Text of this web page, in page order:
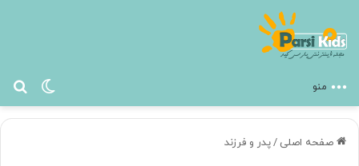
منو
صفحه اصلی /پدر و فرزند